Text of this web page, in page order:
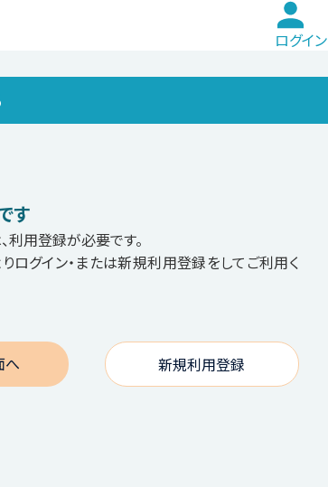
ログイン
す
利用登録が必要です。
ログイン・または新規利用登録をしてご利用く
へ 新規利用登録